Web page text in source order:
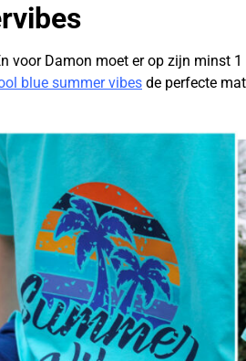
voor Damon moet er op zijn minst
blue summer vibes de perfecte